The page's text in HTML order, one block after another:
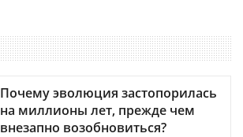
Почему эволюция застопорилась
на миллионы лет, прежде чем
внезапно возобновиться?